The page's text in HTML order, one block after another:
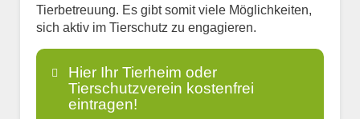
Tierbetreuung. Es gibt somit viele Möglichkeiten,
sich aktiv im Tierschutz zu engagieren.
Hier Ihr Tierheim oder
Tierschutzverein kostenfrei
eintragen!